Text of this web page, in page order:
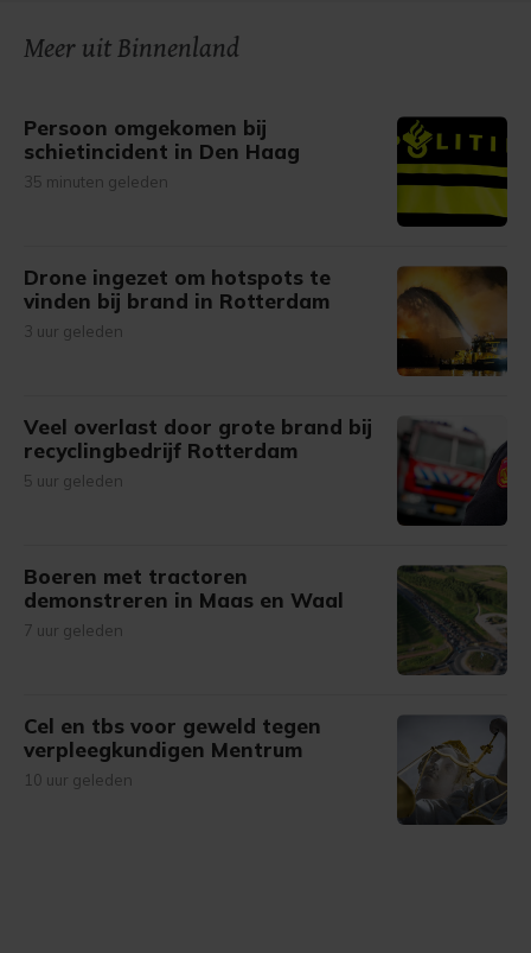
gemaakte keuze altijd wijzigen of intrekken.
Meer uit Binnenland
Persoon omgekomen bij
schietincident in Den Haag
35 minuten geleden
Drone ingezet om hotspots te
vinden bij brand in Rotterdam
3 uur geleden
Veel overlast door grote brand bij
recyclingbedrijf Rotterdam
5 uur geleden
Boeren met tractoren
demonstreren in Maas en Waal
7 uur geleden
Cel en tbs voor geweld tegen
verpleegkundigen Mentrum
10 uur geleden